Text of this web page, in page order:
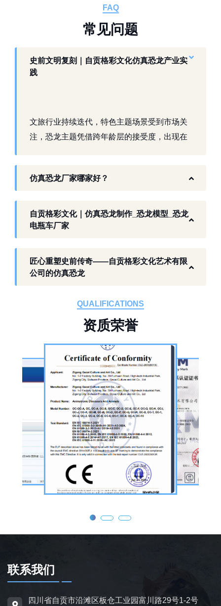
FAQ
常见问题
史前文明复刻｜自贡格彩文化仿真恐龙产业实
践
文旅行业持续迭代，特色主题场景受到市场关
注，恐龙主题凭借跨年龄层的接受度，出现在
生态。自贡格彩文化艺术有限公司扎根本地产
以工厂生产能力，为各地客户提供史前主题相
关产品与服务。
工厂生产基础 构建恐龙产业全链服务
作为开展史前仿真模型生产的恐龙制作工厂，
板仓工业园，拥有标准化生产车间、配套生产
品的恐龙制作公司。公司采用按需定制模式，
从前期方案设计、场景规划，到中期原料选
择、工序制作，再到后期运输配送、上门安装
调试，形成全流程服务，可用于主题乐园、文
旅景区、科普展馆、商业广场、大型展会、节
庆活动等场景。
公司核心业务为仿真恐龙制作，产品线涵盖静
态展示、动态互动、游乐体验三类。其中，机
器恐龙结合机械传动、智能控制技术，可实现
眨眼、张嘴吼叫、摆尾、行走、呼吸起伏等动
态效果，皮肤采用环保硅胶材质，还原史前恐
大型雕塑，覆盖霸王龙、三角龙、剑龙、长颈
龙、翼龙等常见品类，同时支持恐龙化石骨架
场景摆放。
为适配亲子游乐场景，公司推出恐龙电动车与
仿真恐龙厂家哪家好？
自贡格彩文化｜仿真恐龙制作_恐龙模型_恐龙
电瓶车厂家
匠心重塑史前传奇——自贡格彩文化艺术有限
公司的仿真恐龙
QUALIFICATIONS
资质荣誉
联系我们
四川省自贡市沿滩区板仓工业园富川路29号1-2号